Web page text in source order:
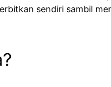
sendiri sambil